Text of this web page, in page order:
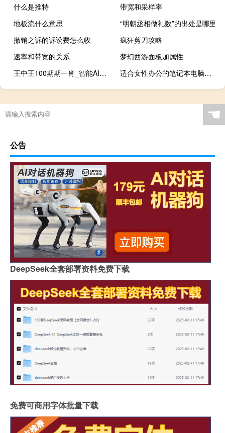
什么是推特
带宽和采样率
地板流什么意思
“明朝丞相做礼数”的出处是哪里
撤销之诉的诉讼费怎么收
疯狂剪刀攻略
速率和带宽的关系
梦幻西游面板加属性
王中王100期期一肖_智能AI深度解析_爱采购版v47.08.92
适合女性办公的笔记本电脑（女性笔记本电脑推荐）
☚
公告
DeepSeek全套部署资料免费下载
免费可商用字体批量下载